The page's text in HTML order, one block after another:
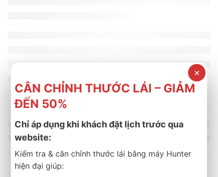
✕
CÂN CHỈNH THƯỚC LÁI – GIẢM
ĐẾN 50%
Chỉ áp dụng khi khách đặt lịch trước qua
website:
Kiểm tra & cân chỉnh thước lái bằng máy Hunter
hiện đại giúp: